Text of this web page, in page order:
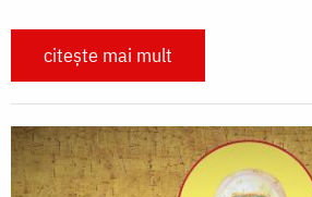
citește mai mult